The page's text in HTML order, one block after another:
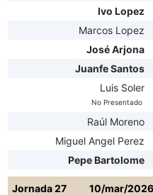
Ivo Lopez
Marcos Lopez
José Arjona
Juanfe Santos
Luis Soler
No Presentado
Raúl Moreno
Miguel Angel Perez
Pepe Bartolome
Jornada 27
10/mar/2026